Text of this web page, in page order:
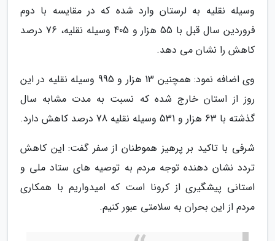
وسیله نقلیه به لرستان وارد شده که در مقایسه با دوم
فروردین سال قبل با 55 هزار و 405 وسیله نقلیه، 76 درصد
کاهش را نشان می دهد.
وی اضافه نمود: همچنین 13 هزار و 995 وسیله نقلیه در این
روز از استان خارج شده که نسبت به مدت مشابه سال
گذشته با 63 هزار و 531 وسیله نقلیه 78 درصد کاهش دارد.
شرفی با تاکید بر پرهیز هموطنان از سفر گفت: این کاهش
تردد نشان دهنده توجه مردم به توصیه های ستاد ملی و
استانی پیشگیری از کرونا است که امیدواریم با همکاری
مردم از این بحران به سلامتی عبور کنیم.